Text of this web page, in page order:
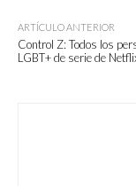
ARTÍCULO ANTERIOR
Control Z: Todos los
LGBT+ de serie de